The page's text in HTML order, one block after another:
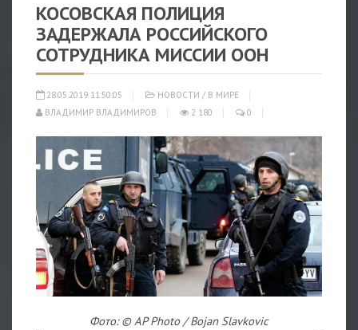
КОСОВСКАЯ ПОЛИЦИЯ
ЗАДЕРЖАЛА РОССИЙСКОГО
СОТРУДНИКА МИССИИ ООН
28.05.2019 11:50:05 НОВОСТИ / В МИРЕ
ВЛАДИМИР ВЛАДИМИРОВ
2 180 0
Фото: © AP Photo / Bojan Slavkovic